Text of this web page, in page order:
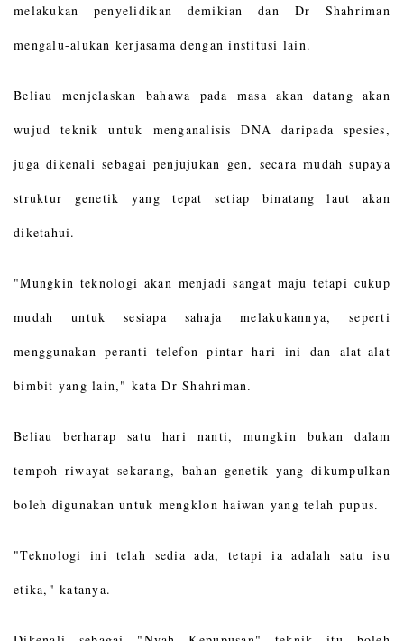
melakukan penyelidikan demikian dan Dr Shahriman
mengalu-alukan kerjasama dengan institusi lain.
Beliau menjelaskan bahawa pada masa akan datang akan
wujud teknik untuk menganalisis DNA daripada spesies,
juga dikenali sebagai penjujukan gen, secara mudah supaya
struktur genetik yang tepat setiap binatang laut akan
diketahui.
"Mungkin teknologi akan menjadi sangat maju tetapi cukup
mudah untuk sesiapa sahaja melakukannya, seperti
menggunakan peranti telefon pintar hari ini dan alat-alat
bimbit yang lain," kata Dr Shahriman.
Beliau berharap satu hari nanti, mungkin bukan dalam
tempoh riwayat sekarang, bahan genetik yang dikumpulkan
boleh digunakan untuk mengklon haiwan yang telah pupus.
"Teknologi ini telah sedia ada, tetapi ia adalah satu isu
etika," katanya.